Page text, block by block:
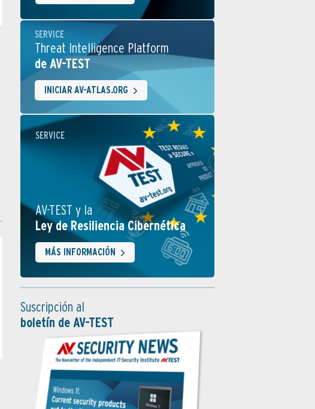
SERVICE
Threat Intelligence Platform
de AV-TEST
INICIAR AV-ATLAS.ORG
SERVICE
AV-TEST y la
Ley de Resiliencia Cibernética
MÁS INFORMACIÓN
Suscripción al
boletín de AV-TEST